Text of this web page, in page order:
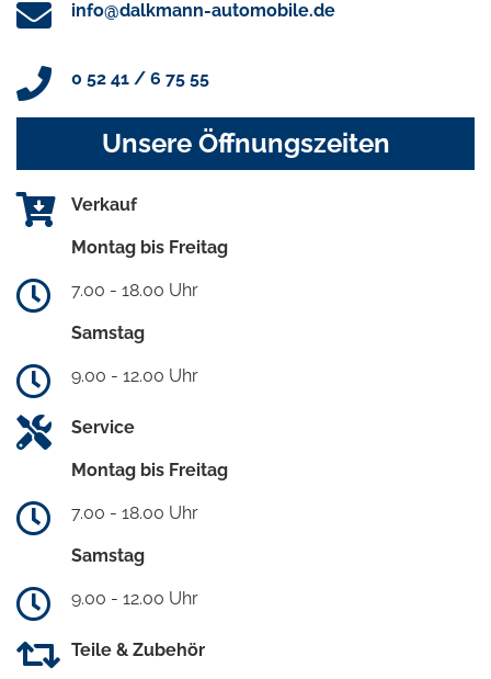
info@dalkmann-automobile.de
0 52 41 / 6 75 55
Unsere Öffnungszeiten
Verkauf
Montag bis Freitag
7.00 - 18.00 Uhr
Samstag
9.00 - 12.00 Uhr
Service
Montag bis Freitag
7.00 - 18.00 Uhr
Samstag
9.00 - 12.00 Uhr
Teile & Zubehör